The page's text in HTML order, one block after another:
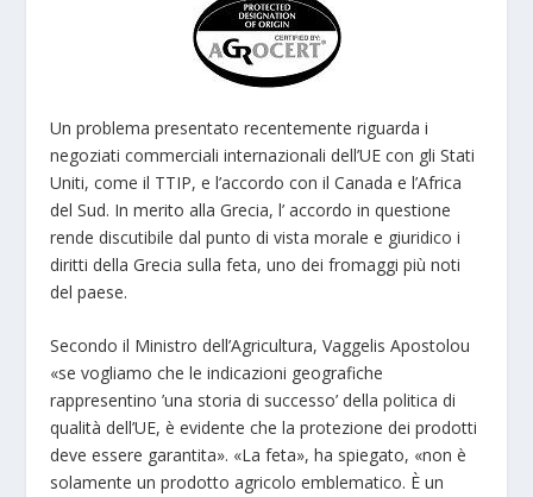
Un problema presentato recentemente riguarda i
negoziati commerciali internazionali dell’UE con gli Stati
Uniti, come il TTIP, e l’accordo con il Canada e l’Africa
del Sud. In merito alla Grecia, l’ accordo in questione
rende discutibile dal punto di vista morale e giuridico i
diritti della Grecia sulla feta, uno dei fromaggi più noti
del paese.
Secondo il Ministro dell’Agricultura, Vaggelis Apostolou
«se vogliamo che le indicazioni geografiche
rappresentino ’una storia di successo’ della politica di
qualità dell’UE, è evidente che la protezione dei prodotti
deve essere garantita». «La feta», ha spiegato, «non è
solamente un prodotto agricolo emblematico. È un